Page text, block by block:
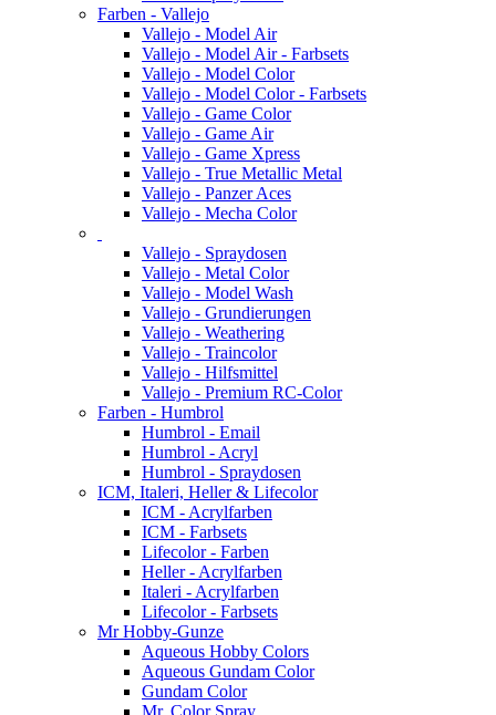
Farben - Vallejo
Vallejo - Model Air
Vallejo - Model Air - Farbsets
Vallejo - Model Color
Vallejo - Model Color - Farbsets
Vallejo - Game Color
Vallejo - Game Air
Vallejo - Game Xpress
Vallejo - True Metallic Metal
Vallejo - Panzer Aces
Vallejo - Mecha Color
Vallejo - Spraydosen
Vallejo - Metal Color
Vallejo - Model Wash
Vallejo - Grundierungen
Vallejo - Weathering
Vallejo - Traincolor
Vallejo - Hilfsmittel
Vallejo - Premium RC-Color
Farben - Humbrol
Humbrol - Email
Humbrol - Acryl
Humbrol - Spraydosen
ICM, Italeri, Heller & Lifecolor
ICM - Acrylfarben
ICM - Farbsets
Lifecolor - Farben
Heller - Acrylfarben
Italeri - Acrylfarben
Lifecolor - Farbsets
Mr Hobby-Gunze
Aqueous Hobby Colors
Aqueous Gundam Color
Gundam Color
Mr. Color Spray